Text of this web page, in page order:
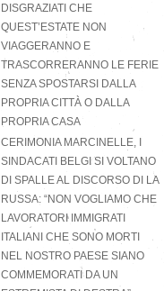
DISGRAZIATI CHE
QUEST’ESTATE NON
VIAGGERANNO E
TRASCORRERANNO LE FERIE
SENZA SPOSTARSI DALLA
PROPRIA CITTÀ O DALLA
PROPRIA CASA
CERIMONIA MARCINELLE, I
SINDACATI BELGI SI VOLTANO
DI SPALLE AL DISCORSO DI LA
RUSSA: “NON VOGLIAMO CHE
LAVORATORI IMMIGRATI
ITALIANI CHE SONO MORTI
NEL NOSTRO PAESE SIANO
COMMEMORATI DA UN